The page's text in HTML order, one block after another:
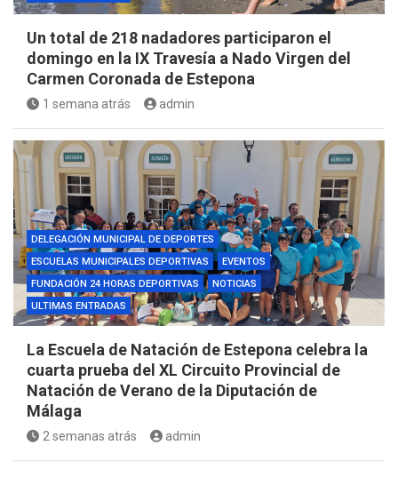
Un total de 218 nadadores participaron el
domingo en la IX Travesía a Nado Virgen del
Carmen Coronada de Estepona
1 semana atrás admin
DELEGACIÓN MUNICIPAL DE DEPORTES
ESCUELAS MUNICIPALES DEPORTIVAS
EVENTOS
FUNDACIÓN 24 HORAS DEPORTIVAS
NOTICIAS
ULTIMAS ENTRADAS
La Escuela de Natación de Estepona celebra la
cuarta prueba del XL Circuito Provincial de
Natación de Verano de la Diputación de
Málaga
2 semanas atrás admin